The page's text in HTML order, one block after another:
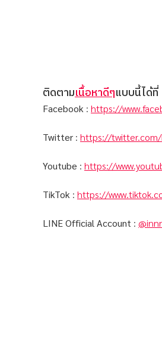
ติดตามเนื้อหาดีๆแบบนี้ได้ที่
Facebook : https://
Twitter : https://twitter.com/
Youtube : https://
TikTok : https://
LINE Official Account :